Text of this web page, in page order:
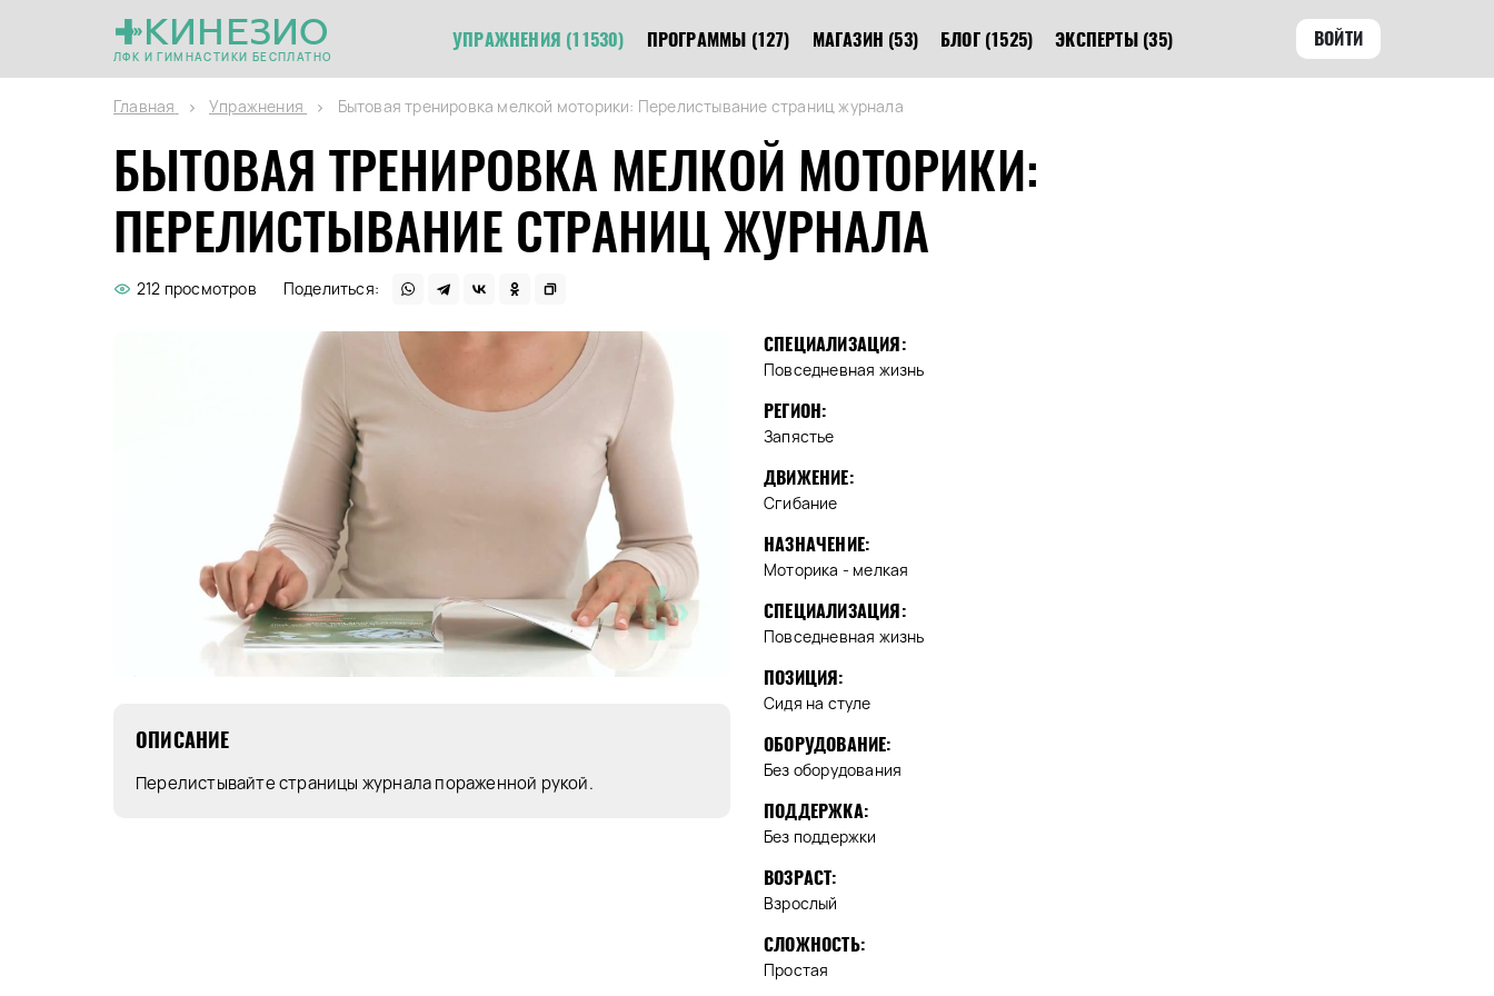
КИНЕЗИО
ЛФК И ГИМНАСТИКИ БЕСПЛАТНО
УПРАЖНЕНИЯ (11530) ПРОГРАММЫ (127) МАГАЗИН (53) БЛОГ (1525) ЭКСПЕРТЫ (35) ВОЙТИ
Главная Упражнения Бытовая тренировка мелкой моторики: Перелистывание страниц журнала
БЫТОВАЯ ТРЕНИРОВКА МЕЛКОЙ МОТОРИКИ:
ПЕРЕЛИСТЫВАНИЕ СТРАНИЦ ЖУРНАЛА
212 просмотров Поделиться:
ОПИСАНИЕ
Перелистывайте страницы журнала пораженной рукой.
СПЕЦИАЛИЗАЦИЯ:
Повседневная жизнь
РЕГИОН:
Запястье
ДВИЖЕНИЕ:
Сгибание
НАЗНАЧЕНИЕ:
Моторика - мелкая
СПЕЦИАЛИЗАЦИЯ:
Повседневная жизнь
ПОЗИЦИЯ:
Сидя на стуле
ОБОРУДОВАНИЕ:
Без оборудования
ПОДДЕРЖКА:
Без поддержки
ВОЗРАСТ:
Взрослый
СЛОЖНОСТЬ:
Простая